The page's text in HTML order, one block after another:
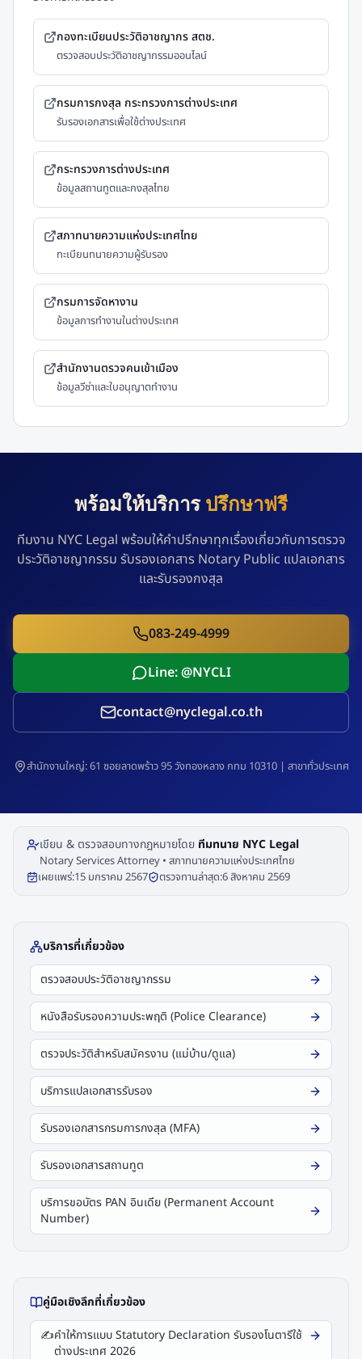
กองทะเบียนประวัติอาชญากร สตช.
ตรวจสอบประวัติอาชญากรรมออนไลน์
กรมการกงสุล กระทรวงการต่างประเทศ
รับรองเอกสารเพื่อใช้ต่างประเทศ
กระทรวงการต่างประเทศ
ข้อมูลสถานทูตและกงสุลไทย
สภาทนายความแห่งประเทศไทย
ทะเบียนทนายความผู้รับรอง
กรมการจัดหางาน
ข้อมูลการทำงานในต่างประเทศ
สำนักงานตรวจคนเข้าเมือง
ข้อมูลวีซ่าและใบอนุญาตทำงาน
พร้อมให้บริการปรึกษาฟรี
ทีมงาน NYC Legal พร้อมให้คำปรึกษาทุกเรื่องเกี่ยวกับการตรวจ
ประวัติอาชญากรรม รับรองเอกสาร Notary Public แปลเอกสาร
และรับรองกงสุล
083-249-4999
Line: @NYCLI
contact@nyclegal.co.th
สำนักงานใหญ่: 61 ซอยลาดพร้าว 95 วังทองหลาง กทม 10310 | สาขาทั่วประเทศ
เขียน & ตรวจสอบทางกฎหมายโดย ทีมทนาย NYC Legal
Notary Services Attorney • สภาทนายความแห่งประเทศไทย
เผยแพร่:15 มกราคม 2567 ตรวจทานล่าสุด:6 สิงหาคม 2569
บริการที่เกี่ยวข้อง
ตรวจสอบประวัติอาชญากรรม
หนังสือรับรองความประพฤติ (Police Clearance)
ตรวจประวัติสำหรับสมัครงาน (แม่บ้าน/ดูแล)
บริการแปลเอกสารรับรอง
รับรองเอกสารกรมการกงสุล (MFA)
รับรองเอกสารสถานทูต
บริการขอบัตร PAN อินเดีย (Permanent Account
Number)
คู่มือเชิงลึกที่เกี่ยวข้อง
✍️คำให้การแบบ Statutory Declaration รับรองโนตารีใช้
ต่างประเทศ 2026